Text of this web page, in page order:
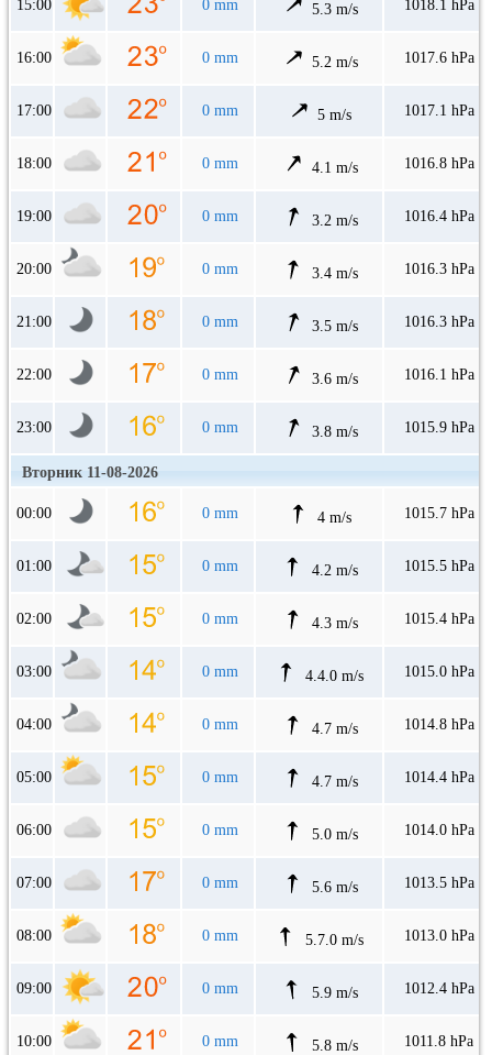
15:00 0 mm 5.3 m/s 1018.1 hPa
16:00 0 mm 5.2 m/s 1017.6 hPa
17:00 0 mm 5 m/s 1017.1 hPa
18:00 0 mm 4.1 m/s 1016.8 hPa
19:00 0 mm 3.2 m/s 1016.4 hPa
20:00 0 mm 3.4 m/s 1016.3 hPa
21:00 0 mm 3.5 m/s 1016.3 hPa
22:00 0 mm 3.6 m/s 1016.1 hPa
23:00 0 mm 3.8 m/s 1015.9 hPa
Вторник 11-08-2026
00:00 0 mm 4 m/s 1015.7 hPa
01:00 0 mm 4.2 m/s 1015.5 hPa
02:00 0 mm 4.3 m/s 1015.4 hPa
03:00 0 mm 4.4.0 m/s 1015.0 hPa
04:00 0 mm 4.7 m/s 1014.8 hPa
05:00 0 mm 4.7 m/s 1014.4 hPa
06:00 0 mm 5.0 m/s 1014.0 hPa
07:00 0 mm 5.6 m/s 1013.5 hPa
08:00 0 mm 5.7.0 m/s 1013.0 hPa
09:00 0 mm 5.9 m/s 1012.4 hPa
10:00 0 mm 5.8 m/s 1011.8 hPa